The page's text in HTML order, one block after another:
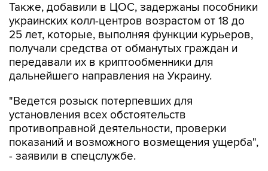
Также, добавили в ЦОС, задержаны пособники
украинских колл-центров возрастом от 18 до
25 лет, которые, выполняя функции курьеров,
получали средства от обманутых граждан и
передавали их в криптообменники для
дальнейшего направления на Украину.
"Ведется розыск потерпевших для
установления всех обстоятельств
противоправной деятельности, проверки
показаний и возможного возмещения ущерба",
- заявили в спецслужбе.